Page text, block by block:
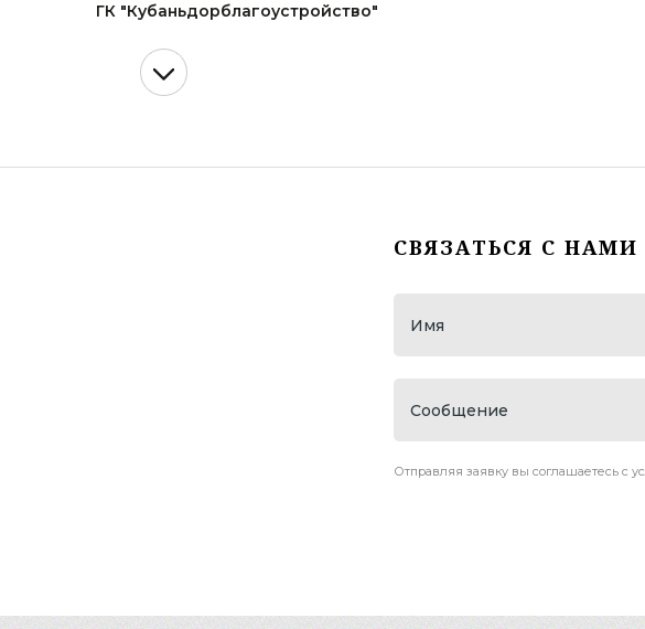
ГК "Кубаньдорблагоустройство"
AQUEEN Way
Blun Indastry
ПБЛ "ЛОКОМОТИВ"
СВЯЗАТЬСЯ С НАМИ
Отправляя заявку вы соглашаетесь с